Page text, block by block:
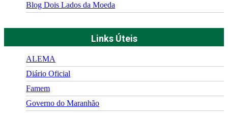
Blog Dois Lados da Moeda
Links Úteis
ALEMA
Diário Oficial
Famem
Governo do Maranhão